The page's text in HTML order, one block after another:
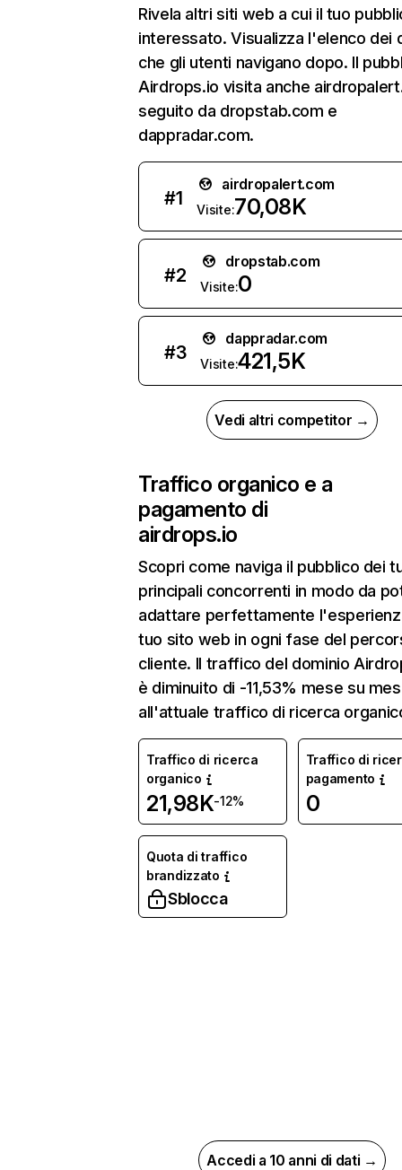
Rivela altri siti web a cui il tuo
interessato. Visualizza l'elenco dei
che gli utenti navigano dopo. Il
Airdrops.io visita anche
seguito da dropstab.com e
dappradar.com.
#1
airdropalert.com
Visite:70,08K
#2
dropstab.com
Visite:0
#3
dappradar.com
Visite:421,5K
Vedi altri competitor →
Traffico organico e a
pagamento di
airdrops.io
Scopri come naviga il pubblico dei
principali concorrenti in modo da
adattare perfettamente
tuo sito web in ogni fase del
cliente. Il traffico del dominio
è diminuito di -11,53% mese su
all'attuale traffico di ricerca
Traffico di ricerca
organico
21,98K-12%
Traffico di
pagamento
0
Quota di traffico
brandizzato
Sblocca
Accedi a 10 anni di dati →